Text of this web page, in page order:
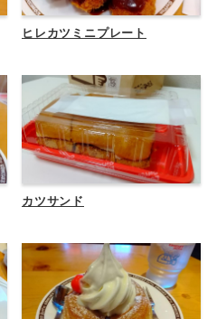
ヒレカツミニプレート
カツサンド